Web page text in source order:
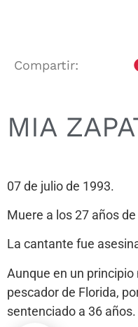
Compartir:
MIA
07 de julio de 1993.
Muere a los 27 años
La cantante fue
Aunque en un
pescador de Florida,
sentenciado a 36 años.